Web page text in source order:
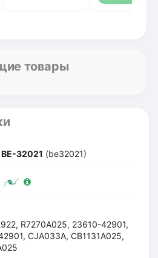
товары
BE-32021 (be32021)
R7270A025, 23610-42901,
CJA033A, CB1131A025,